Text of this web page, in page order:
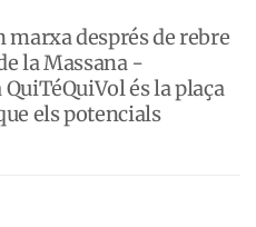
marxa després de rebre
la Massana -
és la plaça
els potencials